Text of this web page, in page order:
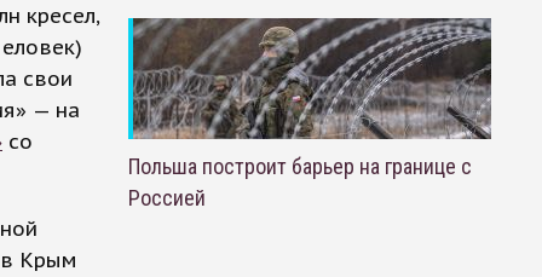
кресел,
свои
— на
со
в Крым
Польша построит барьер на границе с
Россией